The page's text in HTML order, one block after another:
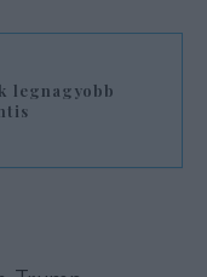
legnagyobb